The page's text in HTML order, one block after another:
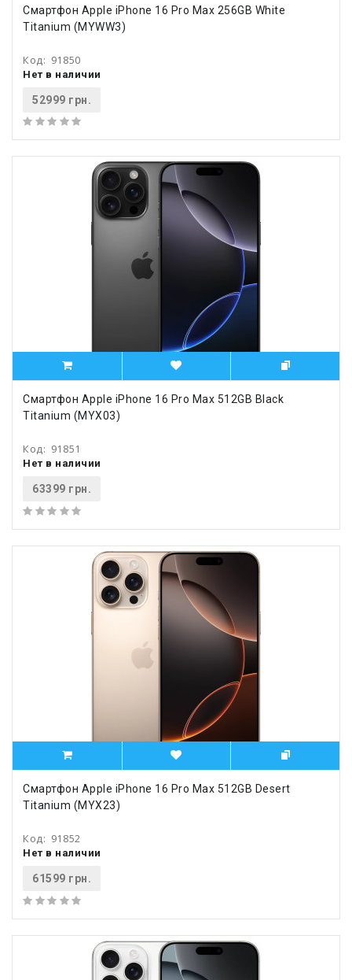
Смартфон Apple iPhone 16 Pro Max 256GB White
Titanium (MYWW3)
Код: 91850
Нет в наличии
52999 грн.
Смартфон Apple iPhone 16 Pro Max 512GB Black
Titanium (MYX03)
Код: 91851
Нет в наличии
63399 грн.
Смартфон Apple iPhone 16 Pro Max 512GB Desert
Titanium (MYX23)
Код: 91852
Нет в наличии
61599 грн.